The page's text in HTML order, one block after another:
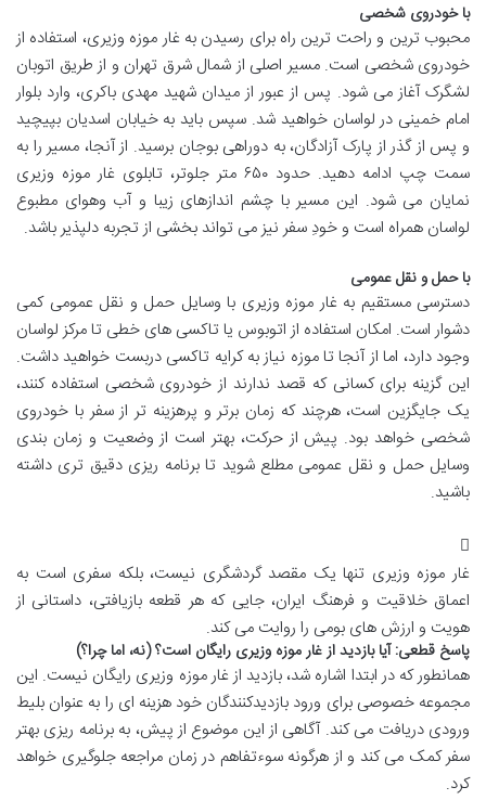
با خودروی شخصی
محبوب ترین و راحت ترین راه برای رسیدن به غار موزه وزیری، استفاده از
خودروی شخصی است. مسیر اصلی از شمال شرق تهران و از طریق اتوبان
لشگرک آغاز می شود. پس از عبور از میدان شهید مهدی باکری، وارد بلوار
امام خمینی در لواسان خواهید شد. سپس باید به خیابان اسدیان بپیچید
و پس از گذر از پارک آزادگان، به دوراهی بوجان برسید. از آنجا، مسیر را به
سمت چپ ادامه دهید. حدود ۶۵۰ متر جلوتر، تابلوی غار موزه وزیری
نمایان می شود. این مسیر با چشم اندازهای زیبا و آب وهوای مطبوع
لواسان همراه است و خودِ سفر نیز می تواند بخشی از تجربه دلپذیر باشد.
با حمل و نقل عمومی
دسترسی مستقیم به غار موزه وزیری با وسایل حمل و نقل عمومی کمی
دشوار است. امکان استفاده از اتوبوس یا تاکسی های خطی تا مرکز لواسان
وجود دارد، اما از آنجا تا موزه نیاز به کرایه تاکسی دربست خواهید داشت.
این گزینه برای کسانی که قصد ندارند از خودروی شخصی استفاده کنند،
یک جایگزین است، هرچند که زمان برتر و پرهزینه تر از سفر با خودروی
شخصی خواهد بود. پیش از حرکت، بهتر است از وضعیت و زمان بندی
وسایل حمل و نقل عمومی مطلع شوید تا برنامه ریزی دقیق تری داشته
باشید.
غار موزه وزیری تنها یک مقصد گردشگری نیست، بلکه سفری است به
اعماق خلاقیت و فرهنگ ایران، جایی که هر قطعه بازیافتی، داستانی از
هویت و ارزش های بومی را روایت می کند.
پاسخ قطعی: آیا بازدید از غار موزه وزیری رایگان است؟ (نه، اما چرا؟)
همانطور که در ابتدا اشاره شد، بازدید از غار موزه وزیری رایگان نیست. این
مجموعه خصوصی برای ورود بازدیدکنندگان خود هزینه ای را به عنوان بلیط
ورودی دریافت می کند. آگاهی از این موضوع از پیش، به برنامه ریزی بهتر
سفر کمک می کند و از هرگونه سوءتفاهم در زمان مراجعه جلوگیری خواهد
کرد.